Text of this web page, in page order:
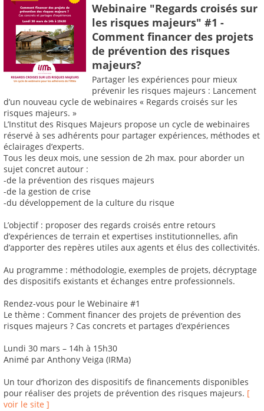
Webinaire "Regards croisés sur
les risques majeurs" #1 -
Comment financer des projets
de prévention des risques
majeurs?
Partager les expériences pour mieux
prévenir les risques majeurs : Lancement
d’un nouveau cycle de webinaires « Regards croisés sur les
risques majeurs. »
L’Institut des Risques Majeurs propose un cycle de webinaires
réservé à ses adhérents pour partager expériences, méthodes et
éclairages d’experts.
Tous les deux mois, une session de 2h max. pour aborder un
sujet concret autour :
-de la prévention des risques majeurs
-de la gestion de crise
-du développement de la culture du risque
L’objectif : proposer des regards croisés entre retours
d’expériences de terrain et expertises institutionnelles, afin
d’apporter des repères utiles aux agents et élus des collectivités.
Au programme : méthodologie, exemples de projets, décryptage
des dispositifs existants et échanges entre professionnels.
Rendez-vous pour le Webinaire #1
Le thème : Comment financer des projets de prévention des
risques majeurs ? Cas concrets et partages d’expériences
Lundi 30 mars – 14h à 15h30
Animé par Anthony Veiga (IRMa)
Un tour d’horizon des dispositifs de financements disponibles
pour réaliser des projets de prévention des risques majeurs. [
voir le site ]